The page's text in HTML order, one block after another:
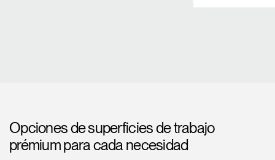
Opciones de superficies de trabajo
prémium para cada necesidad